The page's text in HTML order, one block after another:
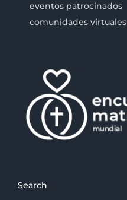
eventos patrocinados
comunidades virtuales
Search